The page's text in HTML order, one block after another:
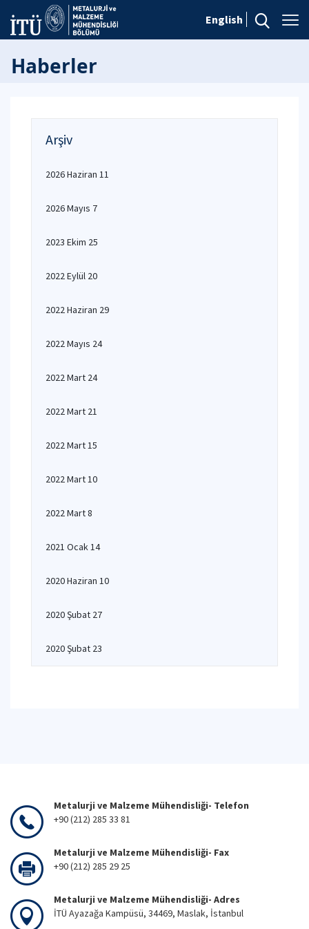
English
Haberler
Arşiv
2026 Haziran 11
2026 Mayıs 7
2023 Ekim 25
2022 Eylül 20
2022 Haziran 29
2022 Mayıs 24
2022 Mart 24
2022 Mart 21
2022 Mart 15
2022 Mart 10
2022 Mart 8
2021 Ocak 14
2020 Haziran 10
2020 Şubat 27
2020 Şubat 23
Metalurji ve Malzeme Mühendisliği- Telefon
+90 (212) 285 33 81
Metalurji ve Malzeme Mühendisliği- Fax
+90 (212) 285 29 25
Metalurji ve Malzeme Mühendisliği- Adres
İTÜ Ayazağa Kampüsü, 34469, Maslak, İstanbul